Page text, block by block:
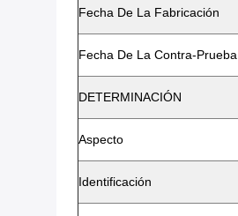
Fecha De La Fabricación
Fecha De La Contra-Prueba
DETERMINACIÓN
Aspecto
Identificación